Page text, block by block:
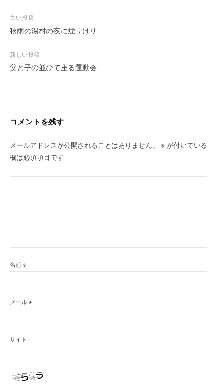
投
稿
ビ
ゲ
ン
古い投稿
秋雨の湯村の夜に煙りけり
新しい投稿
父と子の並びて座る運動会
コメントを残す
メールアドレスが公開されることはありません。 ※ が付いている
欄は必須項目です
名前※
メール※
サイト